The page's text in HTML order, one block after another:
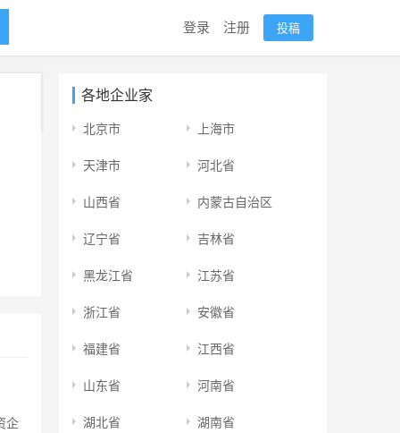
登录 注册 投稿
企
各地企业家
北京市 上海市
天津市 河北省
山西省 内蒙古自治区
辽宁省 吉林省
黑龙江省 江苏省
浙江省 安徽省
福建省 江西省
山东省 河南省
湖北省 湖南省